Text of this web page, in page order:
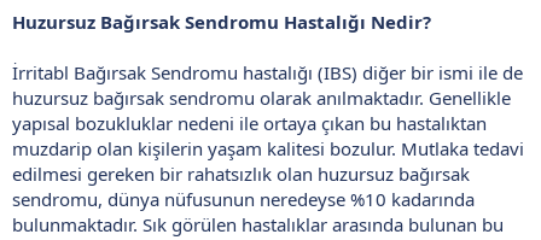
ş
a
t
n
t
r
i
Huzursuz Bağırsak Sendromu Hastalığı Nedir?
İrritabl Bağırsak Sendromu hastalığı (IBS) diğer bir ismi ile de
huzursuz bağırsak sendromu olarak anılmaktadır. Genellikle
yapısal bozukluklar nedeni ile ortaya çıkan bu hastalıktan
muzdarip olan kişilerin yaşam kalitesi bozulur. Mutlaka tedavi
edilmesi gereken bir rahatsızlık olan huzursuz bağırsak
sendromu, dünya nüfusunun neredeyse %10 kadarında
bulunmaktadır. Sık görülen hastalıklar arasında bulunan bu